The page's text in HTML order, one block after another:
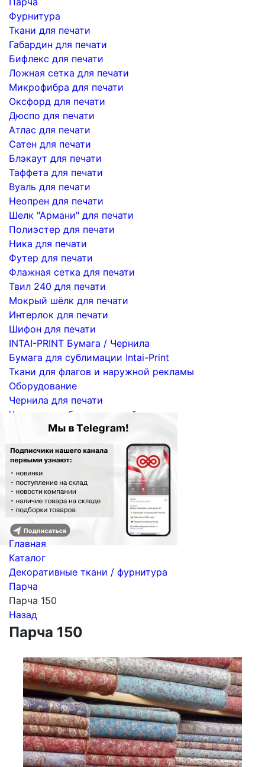
Фурнитура
Ткани для печати
Габардин для печати
Бифлекс для печати
Ложная сетка для печати
Микрофибра для печати
Оксфорд для печати
Дюспо для печати
Атлас для печати
Сатен для печати
Блэкаут для печати
Таффета для печати
Вуаль для печати
Неопрен для печати
Шелк "Армани" для печати
Полиэстер для печати
Ника для печати
Футер для печати
Флажная сетка для печати
Твил 240 для печати
Мокрый шёлк для печати
Интерлок для печати
Шифон для печати
INTAI-PRINT Бумага / Чернила
Бумага для сублимации Intai-Print
Ткани для флагов и наружной рекламы
Оборудование
Чернила для печати
Услуги по сублимационной печати
Главная
Каталог
Декоративные ткани / фурнитура
Парча
Парча 150
Назад
Парча 150